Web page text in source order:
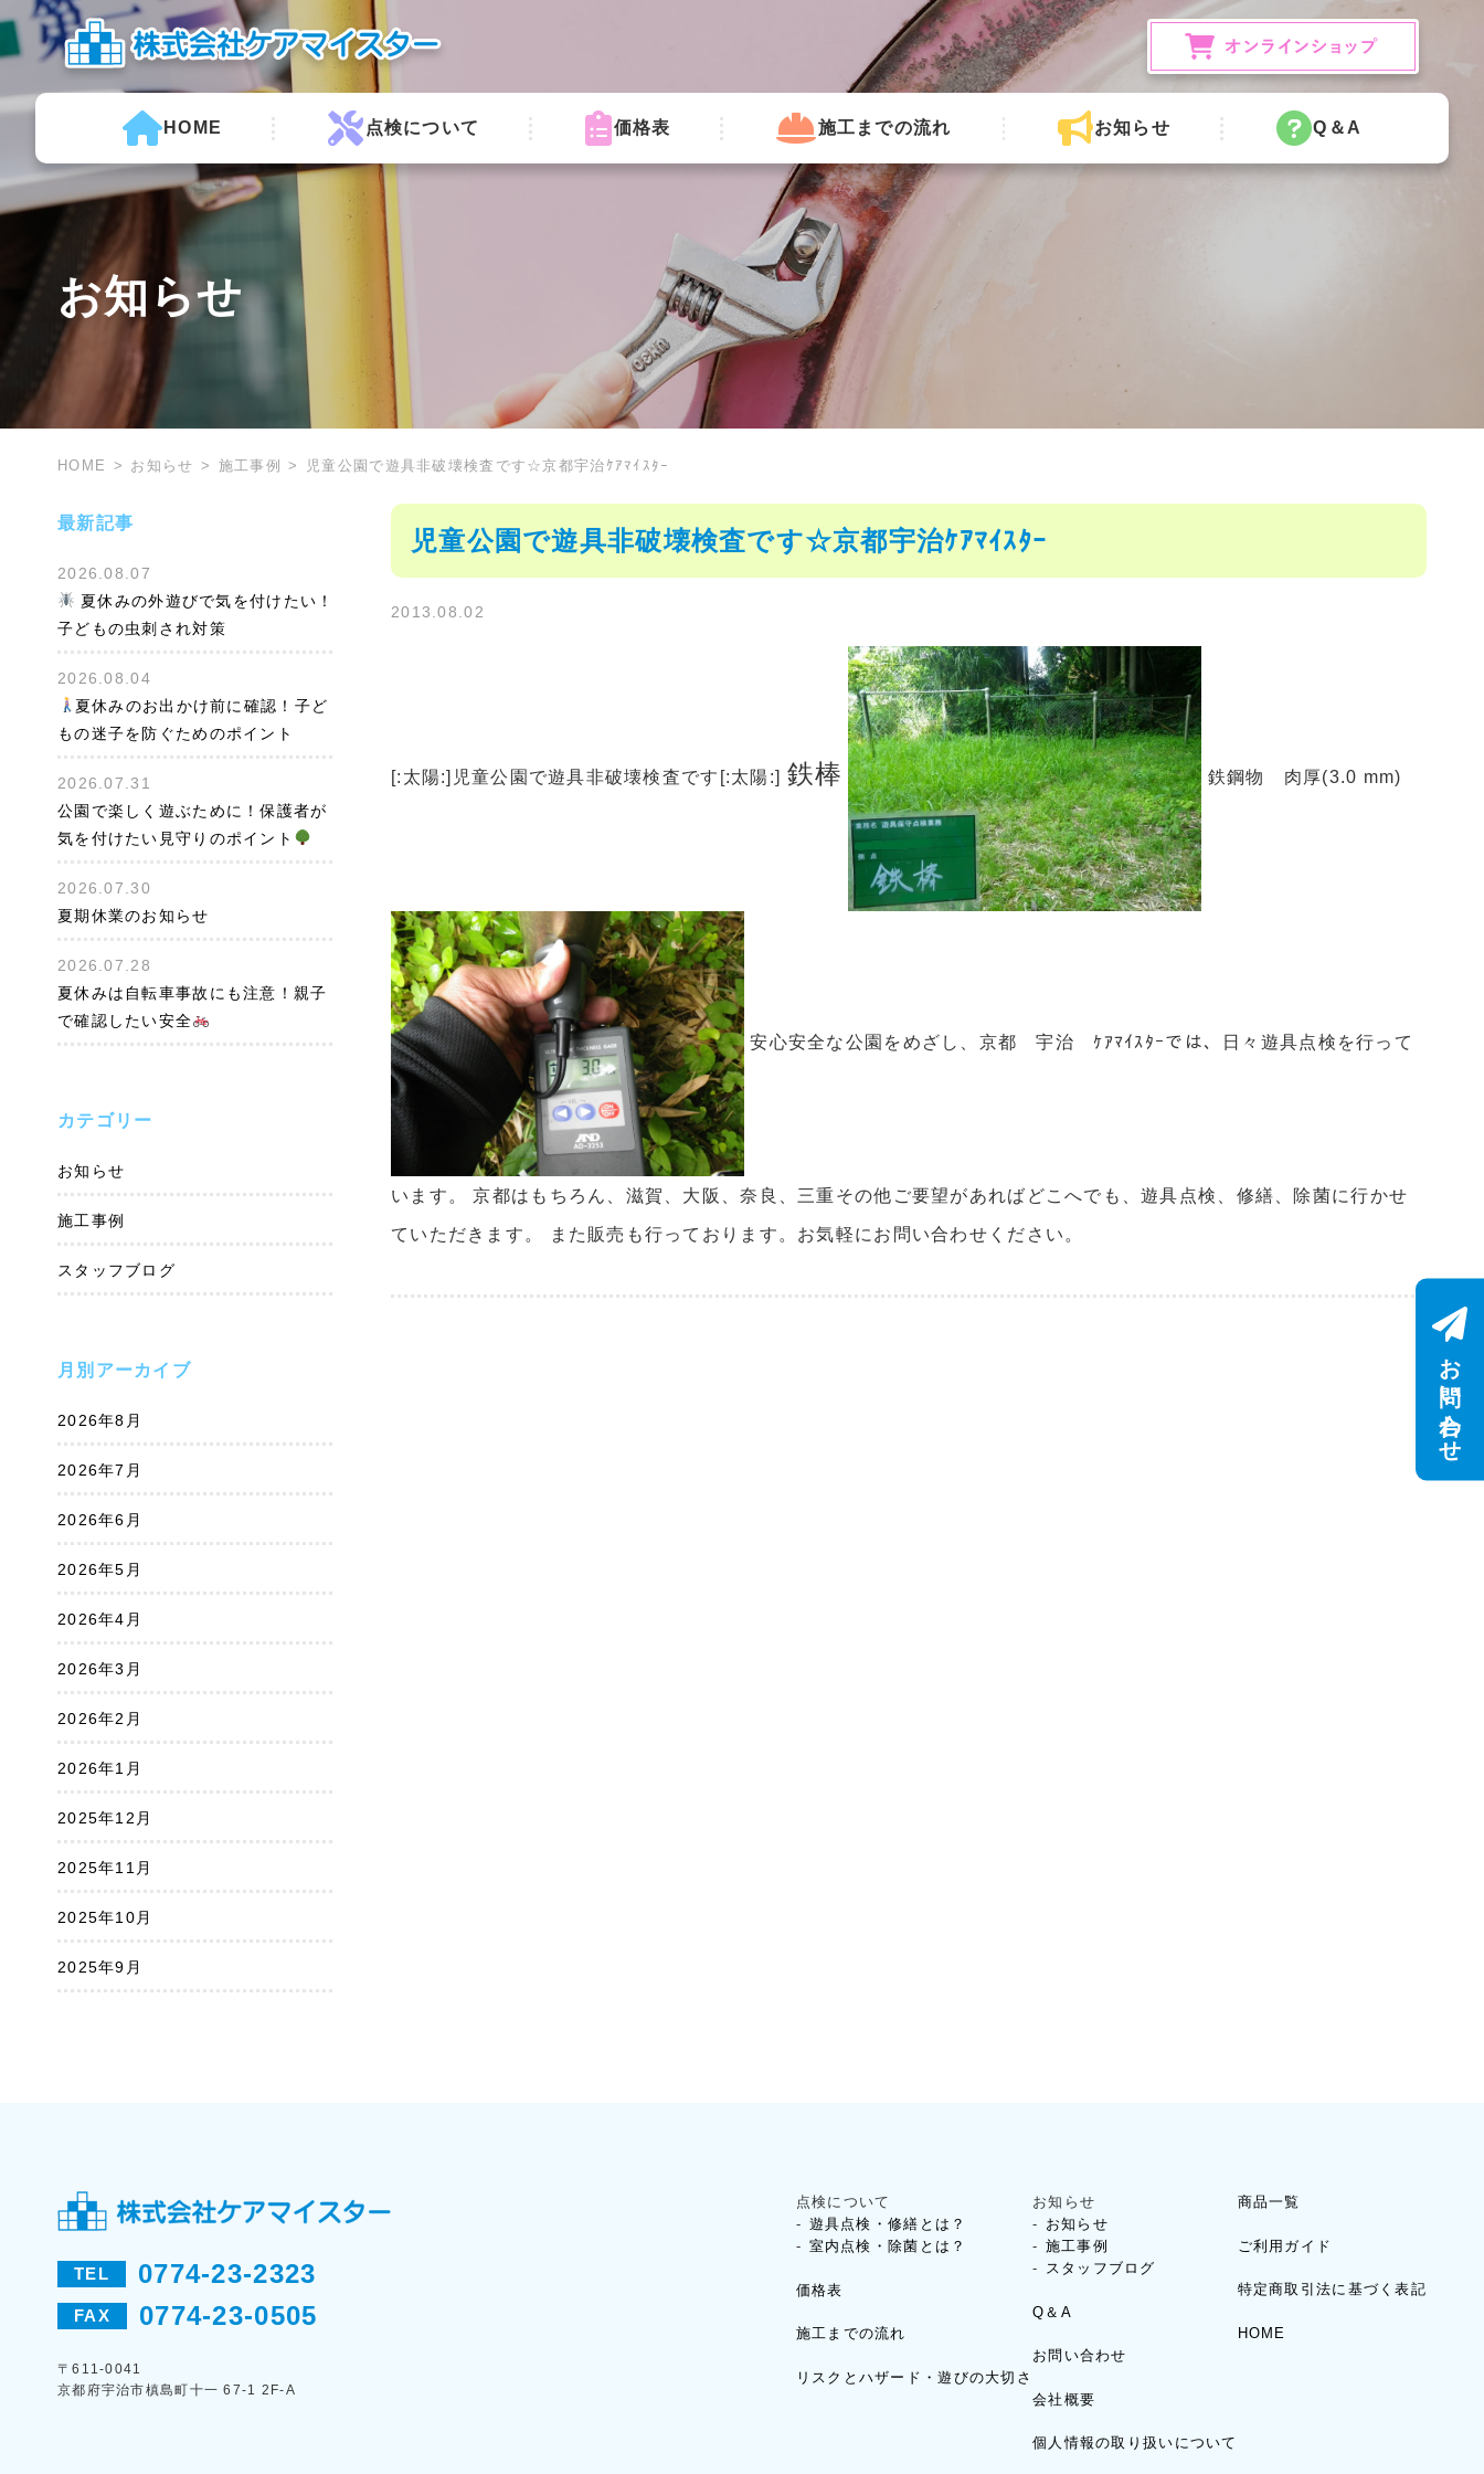
HOME 点検について 価格表 施工までの流れ お知らせ Q＆A
お知らせ
HOME お知らせ 施工事例 児童公園で遊具非破壊検査です☆京都宇治ｹｱﾏｲｽﾀｰ
最新記事
2026.08.07
夏休みの外遊びで気を付けたい！
子どもの虫刺され対策
2026.08.04
夏休みのお出かけ前に確認！子ど
もの迷子を防ぐためのポイント
2026.07.31
公園で楽しく遊ぶために！保護者が
気を付けたい見守りのポイント
2026.07.30
夏期休業のお知らせ
2026.07.28
夏休みは自転車事故にも注意！親子
で確認したい安全
カテゴリー
お知らせ
施工事例
スタッフブログ
月別アーカイブ
2026年8月
2026年7月
2026年6月
2026年5月
2026年4月
2026年3月
2026年2月
2026年1月
2025年12月
2025年11月
2025年10月
2025年9月
児童公園で遊具非破壊検査です☆京都宇治ｹｱﾏｲｽﾀｰ
2013.08.02
[:太陽:]児童公園で遊具非破壊検査です[:太陽:] 鉄棒 鉄鋼物 肉厚(3.0 mm)
安心安全な公園をめざし、京都 宇治 ｹｱﾏｲｽﾀｰでは、日々遊具点検を行って
います。 京都はもちろん、滋賀、大阪、奈良、三重その他ご要望があればどこへでも、遊具点検、修繕、除菌に行かせ
ていただきます。 また販売も行っております。お気軽にお問い合わせください。
TEL 0774-23-2323
FAX 0774-23-0505
〒611-0041
京都府宇治市槙島町十一 67-1 2F-A
点検について
遊具点検・修繕とは？
室内点検・除菌とは？
価格表
施工までの流れ
リスクとハザード・遊びの大切さ
お知らせ
お知らせ
施工事例
スタッフブログ
Q＆A
お問い合わせ
会社概要
個人情報の取り扱いについて
商品一覧
ご利用ガイド
特定商取引法に基づく表記
HOME
お問い合わせ